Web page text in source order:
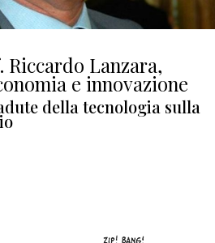
Riccardo Lanzara,
e innovazione
della tecnologia sulla